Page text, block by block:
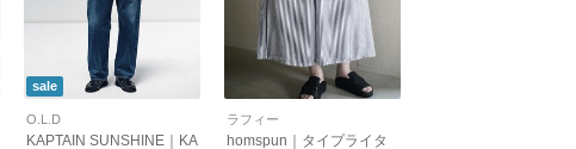
sale
O.L.D
KAPTAIN SUNSHINE｜KA
ラフィー
homspun｜タイプライタ